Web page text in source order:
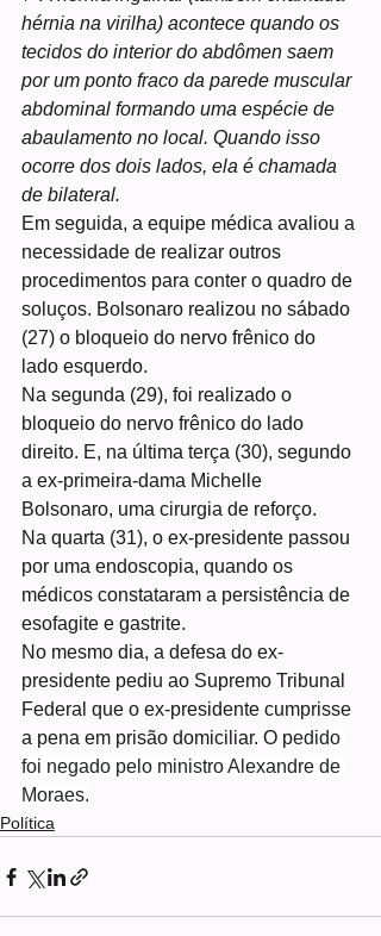
hérnia na virilha) acontece quando os
tecidos do interior do abdômen saem
por um ponto fraco da parede muscular
abdominal formando uma espécie de
abaulamento no local. Quando isso
ocorre dos dois lados, ela é chamada
de bilateral.
Em seguida, a equipe médica avaliou a
necessidade de realizar outros
procedimentos para conter o quadro de
soluços. Bolsonaro realizou no sábado
(27) o bloqueio do nervo frênico do
lado esquerdo.
Na segunda (29), foi realizado o
bloqueio do nervo frênico do lado
direito. E, na última terça (30), segundo
a ex-primeira-dama Michelle
Bolsonaro, uma cirurgia de reforço.
Na quarta (31), o ex-presidente passou
por uma endoscopia, quando os
médicos constataram a persistência de
esofagite e gastrite.
No mesmo dia, a defesa do ex-
presidente pediu ao Supremo Tribunal
Federal que o ex-presidente cumprisse
a pena em prisão domiciliar. O pedido
foi negado pelo ministro Alexandre de
Moraes.
Política